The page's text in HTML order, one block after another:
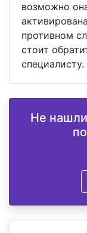
возможно
противном
стоит
специалисту.
Не